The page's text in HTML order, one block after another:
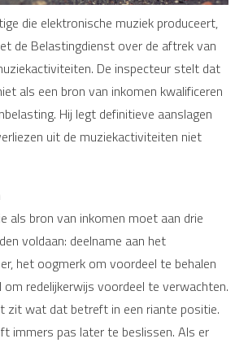
die elektronische muziek produceert,
de Belastingdienst over de aftrek van
De inspecteur stelt dat
als een bron van inkomen kwalificeren
Hij legt definitieve aanslagen
uit de muziekactiviteiten niet
als bron van inkomen moet aan drie
voldaan: deelname aan het
het oogmerk om voordeel te behalen
om redelijkerwijs voordeel te verwachten.
zit wat dat betreft in een riante positie.
immers pas later te beslissen. Als er